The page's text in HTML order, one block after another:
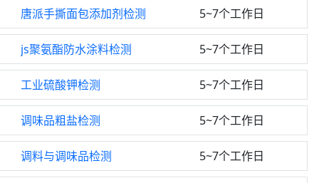
唐派手撕面包添加剂检测 5~7个工作日
js聚氨酯防水涂料检测 5~7个工作日
工业硫酸钾检测 5~7个工作日
调味品粗盐检测 5~7个工作日
调料与调味品检测 5~7个工作日